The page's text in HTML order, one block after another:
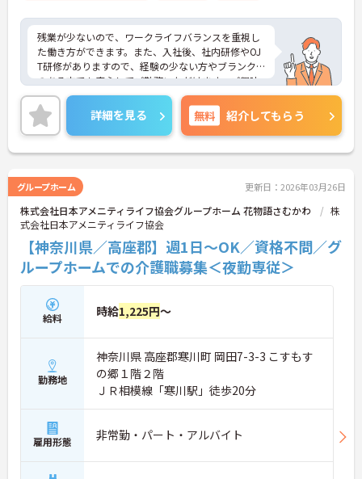
残業が少ないので、ワークライフバランスを重視し
た働き方ができます。また、入社後、社内研修やOJ
T研修がありますので、経験の少ない方やブランク
のある方でも安心してご勤務いただけます。ご興味
ある方には、面接のポイントなど、さらに詳細をお
話致しますのでお気軽にご相談ください。
利用者様には「安全・安心・清潔をベースに笑顔の
ある生活」の提供を目指し、働くスタッフが「職場
いる」と実感できる環境づくりに取り組んでいま
す。
詳細を見る 無料 紹介してもらう
グループホーム 更新日：2026年03月26日
株式会社日本アメニティライフ協会グループホーム 花物語さむかわ
株
式会社日本アメニティライフ協会
【神奈川県／高座郡】週1日～OK／資格不問／グ
ループホームでの介護職募集＜夜勤専従＞
給料 時給1,225円～
勤務地
神奈川県 高座郡寒川町 岡田7-3-3 こすもす
の郷１階２階
ＪＲ相模線「寒川駅」徒歩20分
雇用形態 非常勤・パート・アルバイト